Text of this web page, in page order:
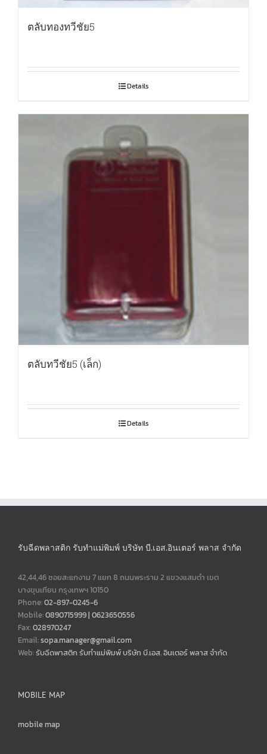
ตลับทองทวีชัย5
Details
ตลับทวีชัย5 (เล็ก)
Details
รับฉีดพลาสติก รับทำแม่พิมพ์ บริษัท บี.เอส.อินเตอร์ พลาส จำกัด
42,44,46 ซอยสะแกงาม 7 แยก 8 ถนนพระราม 2 แขวงแสมดำ เขต
บางขุนเทียน กรุงเทพฯ 10150
Phone:02-897-0245-6
Mobile:0890715999 | 0623650556
Fax:028970247
Email:sopa.manager@gmail.com
Web:รับฉีดพาสติก รับทำแม่พิมพ์ บริษัท บี.เอส. อินเตอร์ พลาส จำกัด
MOBILE MAP
mobile map